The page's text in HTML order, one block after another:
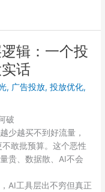
辑：一个投
话
, 广告投放,投放优化,
破
少越买不到好流量，
敢批预算。这个恶性
贵、数据散、AI不会
AI工具层出不穷但真正